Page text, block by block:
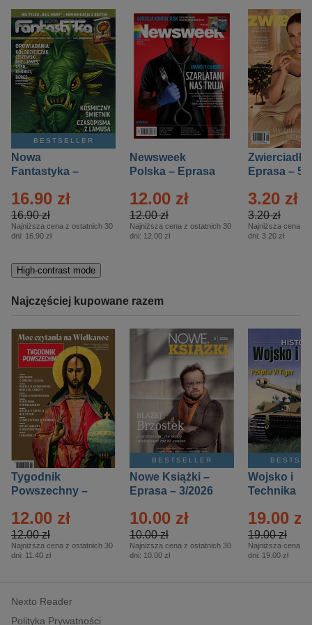
BESTSELLER
Nowa
Fantastyka –
16.90 zł
16.90 zł
Najniższa cena z ostatnich 30
dni: 16.90 zł
Newsweek
Polska – Eprasa
12.00 zł
12.00 zł
Najniższa cena z ostatnich 30
dni: 12.00 zł
Zwierciadło
Eprasa – 5/
3.20 zł
3.20 zł
Najniższa cena z
dni: 3.20 zł
High-contrast mode
Najczęściej kupowane razem
Tygodnik
Powszechny –
12.00 zł
12.00 zł
Najniższa cena z ostatnich 30
dni: 11.40 zł
BESTSELLER
Nowe Książki –
Eprasa – 3/2026
10.00 zł
10.00 zł
Najniższa cena z ostatnich 30
dni: 10.00 zł
Wojsko i
Technika
– 2/2026
19.00 zł
19.00 zł
Najniższa cena z
dni: 19.00 zł
Nexto Reader
Polityka Prywatności